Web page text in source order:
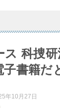
ス 科捜
子書籍だ
年10月27日